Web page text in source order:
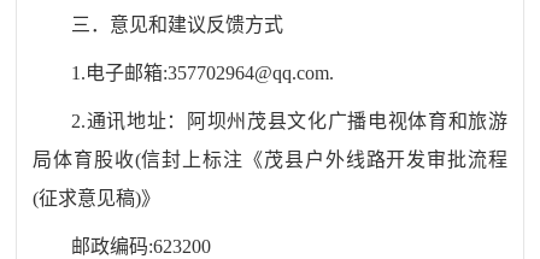
三．意见和建议反馈方式
1.电子邮箱:357702964@qq.com.
2.通讯地址：阿坝州茂县文化广播电视体育和旅游
局体育股收(信封上标注《茂县户外线路开发审批流程
(征求意见稿)》
邮政编码:623200